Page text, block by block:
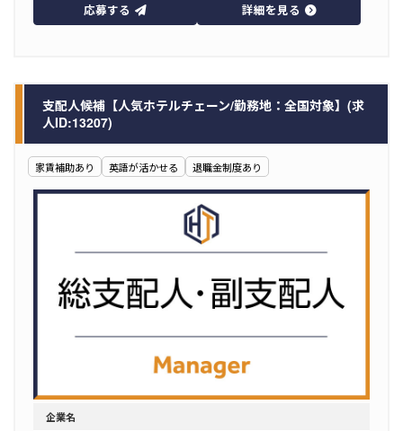
応募する 詳細を見る
支配人候補【人気ホテルチェーン/勤務地：全国対象】(求
人ID:13207)
家賃補助あり 英語が活かせる 退職金制度あり
企業名